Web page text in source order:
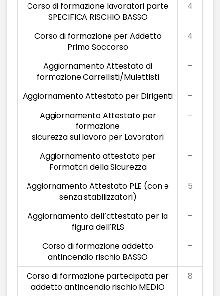
Corso di formazione lavoratori parte
SPECIFICA RISCHIO BASSO
4
Corso di formazione per Addetto
Primo Soccorso
4
Aggiornamento Attestato di
formazione Carrellisti/Mulettisti
–
Aggiornamento Attestato per Dirigenti
–
Aggiornamento Attestato per
formazione
sicurezza sul lavoro per Lavoratori
–
Aggiornamento attestato per
Formatori della Sicurezza
–
Aggiornamento Attestato PLE (con e
senza stabilizzatori)
5
Aggiornamento dell’attestato per la
figura dell’RLS
–
Corso di formazione addetto
antincendio rischio BASSO
–
Corso di formazione partecipata per
addetto antincendio rischio MEDIO
8